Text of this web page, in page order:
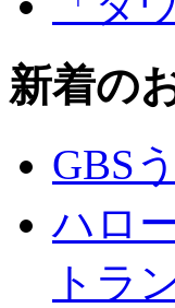
新着の
GBS
ハロ
トラ